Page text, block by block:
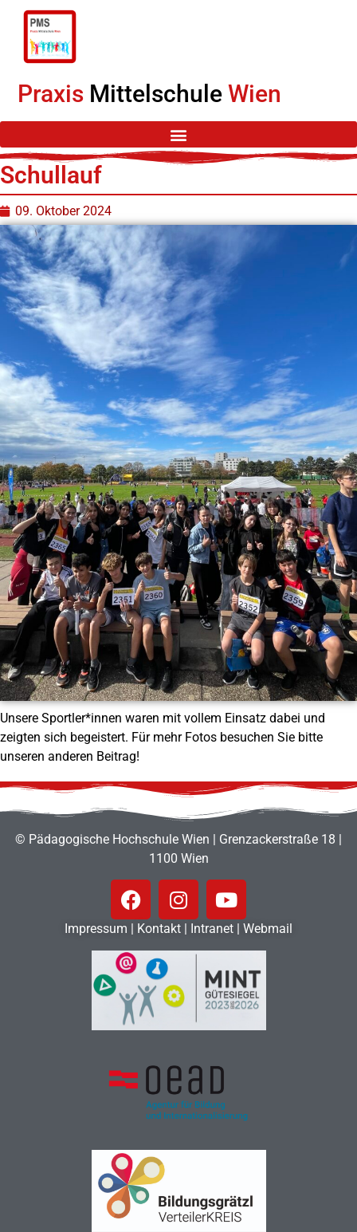
Praxis MittelschuleWien
Schullauf
09. Oktober 2024
Unsere Sportler*innen waren mit vollem Einsatz dabei und
zeigten sich begeistert. Für mehr Fotos besuchen Sie bitte
unseren anderen Beitrag!
© Pädagogische Hochschule Wien | Grenzackerstraße 18 |
1100 Wien
Impressum | Kontakt | Intranet | Webmail